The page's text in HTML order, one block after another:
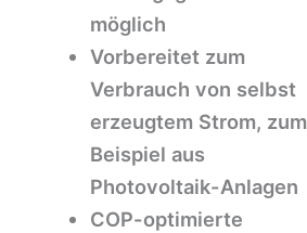
möglich
Vorbereitet zum
Verbrauch von selbst
erzeugtem Strom, zum
Beispiel aus
Photovoltaik-Anlagen
COP-optimierte